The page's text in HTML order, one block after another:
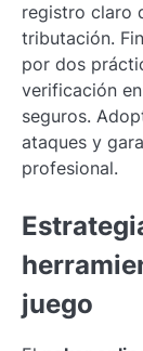
registro claro
tributación.
por dos
verificación
seguros.
ataques y
profesional.
juego